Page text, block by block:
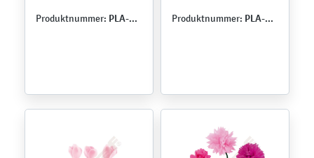
Produktnummer: PLA-WIO-0053 Produktnummer: PLA-WIO-0056